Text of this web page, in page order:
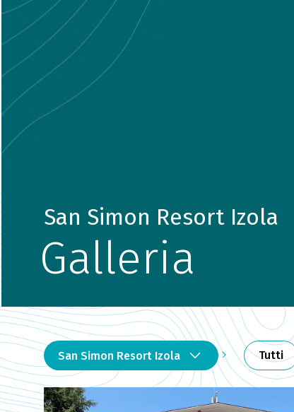
San Simon Resort Izola
Galleria
San Simon Resort Izola Tutti